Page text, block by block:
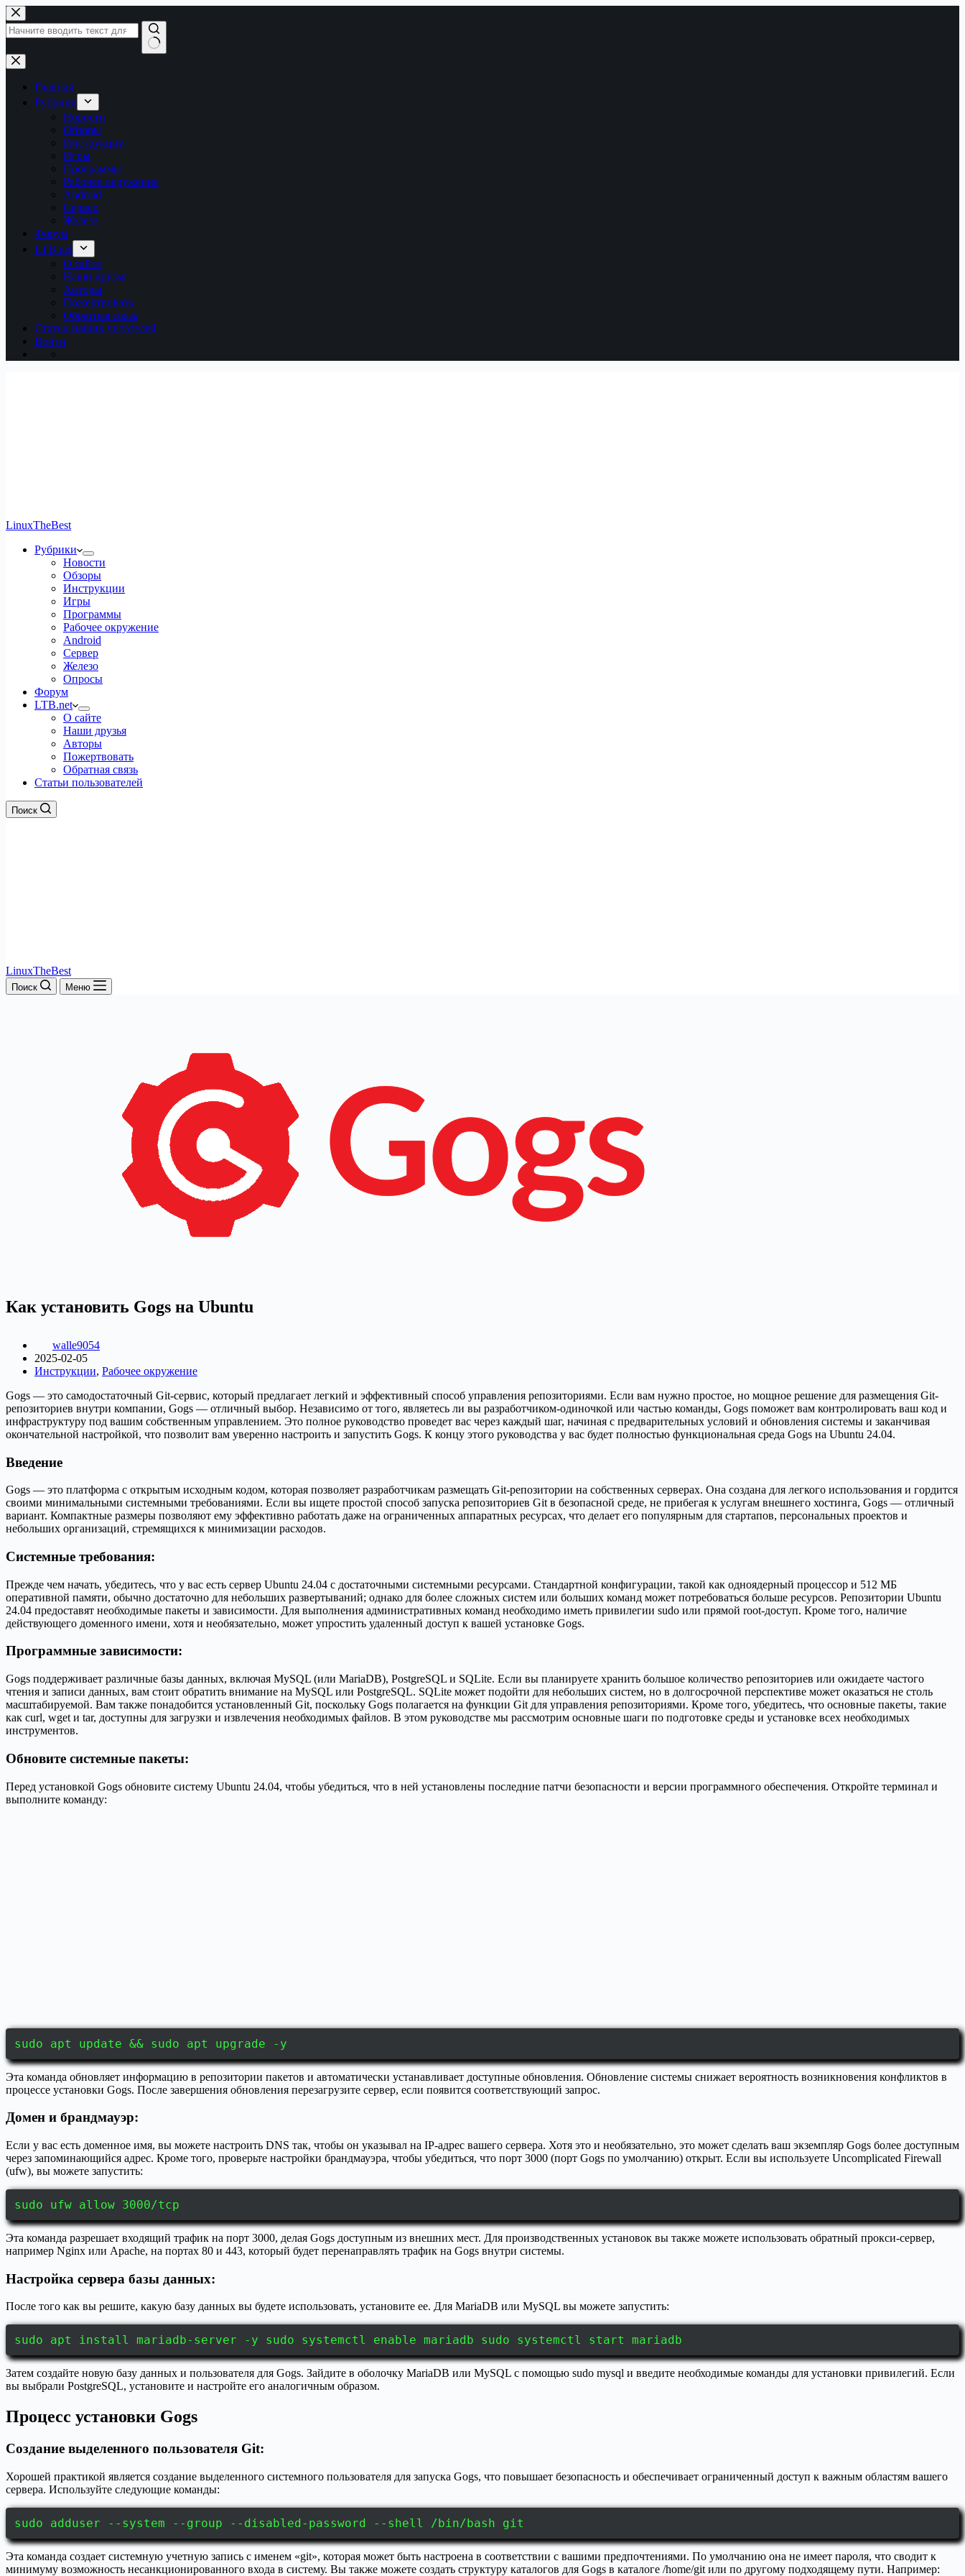
Перейти
к
сути
Ничего
не
найденоГлавная
Рубрики
Новости
Обзоры
Инструкции
Игры
Программы
Рабочее окружение
Android
Сервер
Железо
Форум
LTB.net
О сайте
Наши друзья
Авторы
Пожертвовать
Обратная связь
Статьи наших читателей
Войти
LinuxTheBest
Рубрики
Новости
Обзоры
Инструкции
Игры
Программы
Рабочее окружение
Android
Сервер
Железо
Опросы
Форум
LTB.net
О сайте
Наши друзья
Авторы
Пожертвовать
Обратная связь
Статьи пользователей
Поиск
LinuxTheBest
Поиск Меню
Как установить Gogs на Ubuntu
walle9054
2025-02-05
Инструкции, Рабочее окружение
Gogs — это самодостаточный Git-сервис, который предлагает легкий и эффективный способ управления репозиториями. Если вам нужно простое, но мощное решение для размещения Git-
репозиториев внутри компании, Gogs — отличный выбор. Независимо от того, являетесь ли вы разработчиком-одиночкой или частью команды, Gogs поможет вам контролировать ваш код и
инфраструктуру под вашим собственным управлением. Это полное руководство проведет вас через каждый шаг, начиная с предварительных условий и обновления системы и заканчивая
окончательной настройкой, что позволит вам уверенно настроить и запустить Gogs. К концу этого руководства у вас будет полностью функциональная среда Gogs на Ubuntu 24.04.
Введение
Gogs — это платформа с открытым исходным кодом, которая позволяет разработчикам размещать Git-репозитории на собственных серверах. Она создана для легкого использования и гордится
своими минимальными системными требованиями. Если вы ищете простой способ запуска репозиториев Git в безопасной среде, не прибегая к услугам внешнего хостинга, Gogs — отличный
вариант. Компактные размеры позволяют ему эффективно работать даже на ограниченных аппаратных ресурсах, что делает его популярным для стартапов, персональных проектов и
небольших организаций, стремящихся к минимизации расходов.
Системные требования:
Прежде чем начать, убедитесь, что у вас есть сервер Ubuntu 24.04 с достаточными системными ресурсами. Стандартной конфигурации, такой как одноядерный процессор и 512 МБ
оперативной памяти, обычно достаточно для небольших развертываний; однако для более сложных систем или больших команд может потребоваться больше ресурсов. Репозитории Ubuntu
24.04 предоставят необходимые пакеты и зависимости. Для выполнения административных команд необходимо иметь привилегии sudo или прямой root-доступ. Кроме того, наличие
действующего доменного имени, хотя и необязательно, может упростить удаленный доступ к вашей установке Gogs.
Программные зависимости:
Gogs поддерживает различные базы данных, включая MySQL (или MariaDB), PostgreSQL и SQLite. Если вы планируете хранить большое количество репозиториев или ожидаете частого
чтения и записи данных, вам стоит обратить внимание на MySQL или PostgreSQL. SQLite может подойти для небольших систем, но в долгосрочной перспективе может оказаться не столь
масштабируемой. Вам также понадобится установленный Git, поскольку Gogs полагается на функции Git для управления репозиториями. Кроме того, убедитесь, что основные пакеты, такие
как curl, wget и tar, доступны для загрузки и извлечения необходимых файлов. В этом руководстве мы рассмотрим основные шаги по подготовке среды и установке всех необходимых
инструментов.
Обновите системные пакеты:
Перед установкой Gogs обновите систему Ubuntu 24.04, чтобы убедиться, что в ней установлены последние патчи безопасности и версии программного обеспечения. Откройте терминал и
выполните команду:
sudo apt update && sudo apt upgrade -y
Эта команда обновляет информацию в репозитории пакетов и автоматически устанавливает доступные обновления. Обновление системы снижает вероятность возникновения конфликтов в
процессе установки Gogs. После завершения обновления перезагрузите сервер, если появится соответствующий запрос.
Домен и брандмауэр:
Если у вас есть доменное имя, вы можете настроить DNS так, чтобы он указывал на IP-адрес вашего сервера. Хотя это и необязательно, это может сделать ваш экземпляр Gogs более доступным
через запоминающийся адрес. Кроме того, проверьте настройки брандмауэра, чтобы убедиться, что порт 3000 (порт Gogs по умолчанию) открыт. Если вы используете Uncomplicated Firewall
(ufw), вы можете запустить:
sudo ufw allow 3000/tcp
Эта команда разрешает входящий трафик на порт 3000, делая Gogs доступным из внешних мест. Для производственных установок вы также можете использовать обратный прокси-сервер,
например Nginx или Apache, на портах 80 и 443, который будет перенаправлять трафик на Gogs внутри системы.
Настройка сервера базы данных:
После того как вы решите, какую базу данных вы будете использовать, установите ее. Для MariaDB или MySQL вы можете запустить:
sudo apt install mariadb-server -y sudo systemctl enable mariadb sudo systemctl start mariadb
Затем создайте новую базу данных и пользователя для Gogs. Зайдите в оболочку MariaDB или MySQL с помощью sudo mysql и введите необходимые команды для установки привилегий. Если
вы выбрали PostgreSQL, установите и настройте его аналогичным образом.
Процесс установки Gogs
Создание выделенного пользователя Git:
Хорошей практикой является создание выделенного системного пользователя для запуска Gogs, что повышает безопасность и обеспечивает ограниченный доступ к важным областям вашего
сервера. Используйте следующие команды:
sudo adduser --system --group --disabled-password --shell /bin/bash git
Эта команда создает системную учетную запись с именем «git», которая может быть настроена в соответствии с вашими предпочтениями. По умолчанию она не имеет пароля, что сводит к
минимуму возможность несанкционированного входа в систему. Вы также можете создать структуру каталогов для Gogs в каталоге /home/git или по другому подходящему пути. Например: